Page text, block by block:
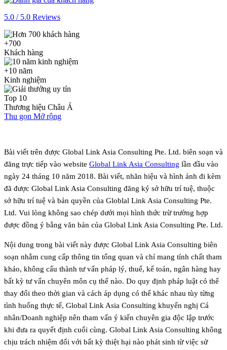
5.0 / 5.0 Reviews
+700
Khách hàng
+10 năm
Kinh nghiệm
Top 10
Thương hiệu Châu Á
Thu gọn Mở rộng
Bài viết trên được Global Link Asia Consulting Pte. Ltd. biên soạn và
đăng trực tiếp vào website Global Link Asia Consulting lần đầu vào
ngày 24 tháng 10 năm 2018. Bài viết, nhãn hiệu và hình ảnh đi kèm
đã được Global Link Asia Consulting đăng ký sở hữu trí tuệ, thuộc
sở hữu trí tuệ và bản quyền của Globlal Link Asia Consulting Pte.
Ltd. Vui lòng không sao chép dưới mọi hình thức trừ trường hợp
được đồng ý bằng văn bản của Global Link Asia Consulting Pte. Ltd.
Nội dung trong bài viết này được Global Link Asia Consulting biên
soạn nhằm cung cấp thông tin tổng quan và chỉ mang tính chất tham
khảo, không cấu thành tư vấn pháp lý, thuế, kế toán, ngân hàng hay
bất kỳ tư vấn chuyên môn cụ thể nào. Do quy định pháp luật có thể
thay đổi theo thời gian và cách áp dụng có thể khác nhau tùy từng
tình huống thực tế, Global Link Asia Consulting khuyến nghị Cá
nhân/Doanh nghiệp nên tham vấn ý kiến chuyên gia độc lập trước
khi đưa ra quyết định cuối cùng. Global Link Asia Consulting không
chịu trách nhiệm đối với bất kỳ thiệt hại nào phát sinh từ việc sử